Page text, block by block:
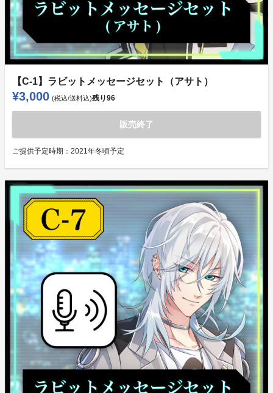
【C-1】ラビットメッセージセット（アサト）
¥3,000 (税込/送料込)残り96
販売終了
ご提供予定時期： 2021年冬頃予定